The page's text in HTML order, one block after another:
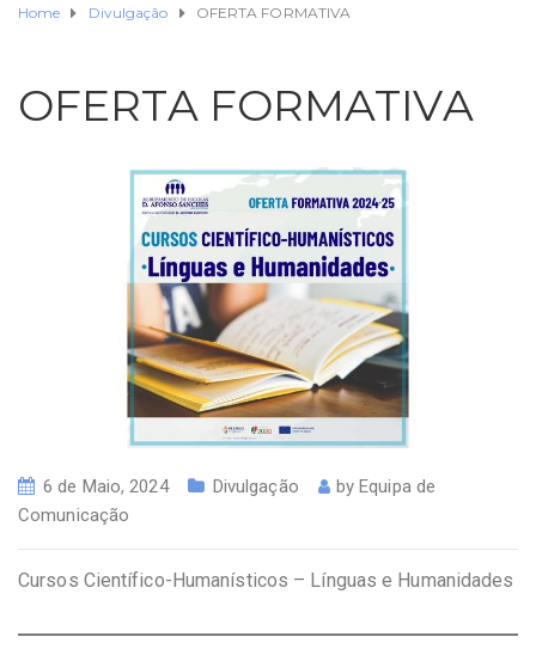
Home Divulgação OFERTA FORMATIVA
OFERTA FORMATIVA
6 de Maio, 2024 Divulgação by Equipa de
Comunicação
Cursos Científico-Humanísticos – Línguas e Humanidades